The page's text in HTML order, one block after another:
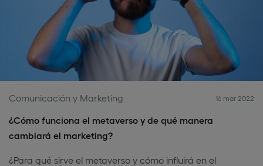
Comunicación y Marketing 16 mar 2022
¿Cómo funciona el metaverso y de qué manera
cambiará el marketing?
¿Para qué sirve el metaverso y cómo influirá en el